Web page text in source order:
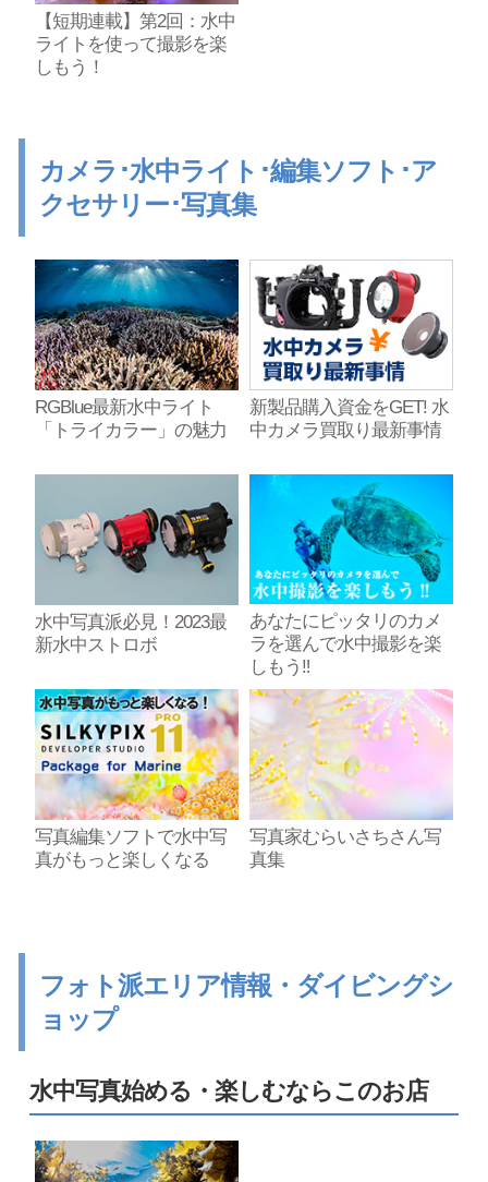
【短期連載】第2回：水中
ライトを使って撮影を楽
しもう！
カメラ･水中ライト･編集ソフト･ア
クセサリー･写真集
RGBlue最新水中ライト
「トライカラー」の魅力
新製品購入資金をGET! 水
中カメラ買取り最新事情
水中写真派必見！2023最
新水中ストロボ
あなたにピッタリのカメ
ラを選んで水中撮影を楽
しもう‼
写真編集ソフトで水中写
真がもっと楽しくなる
写真家むらいさちさん写
真集
フォト派エリア情報・ダイビングシ
ョップ
水中写真始める・楽しむならこのお店